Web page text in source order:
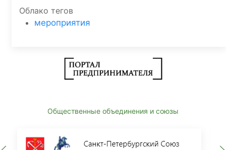
Облако тегов
мероприятия
Общественные объединения и союзы